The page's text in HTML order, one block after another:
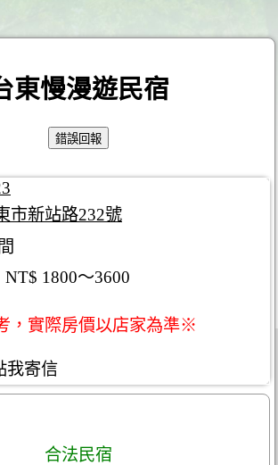
東慢漫遊民宿
市新站路232號
1800～3600
，實際房價以店家為準※
我寄信
合法民宿